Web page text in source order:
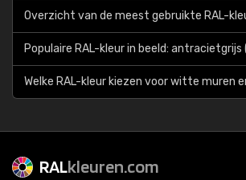
Overzicht van de meest gebruikte RAL-
Populaire RAL-kleur in beeld: antracietgrijs
Welke RAL-kleur kiezen voor witte muren
RALkleuren.com